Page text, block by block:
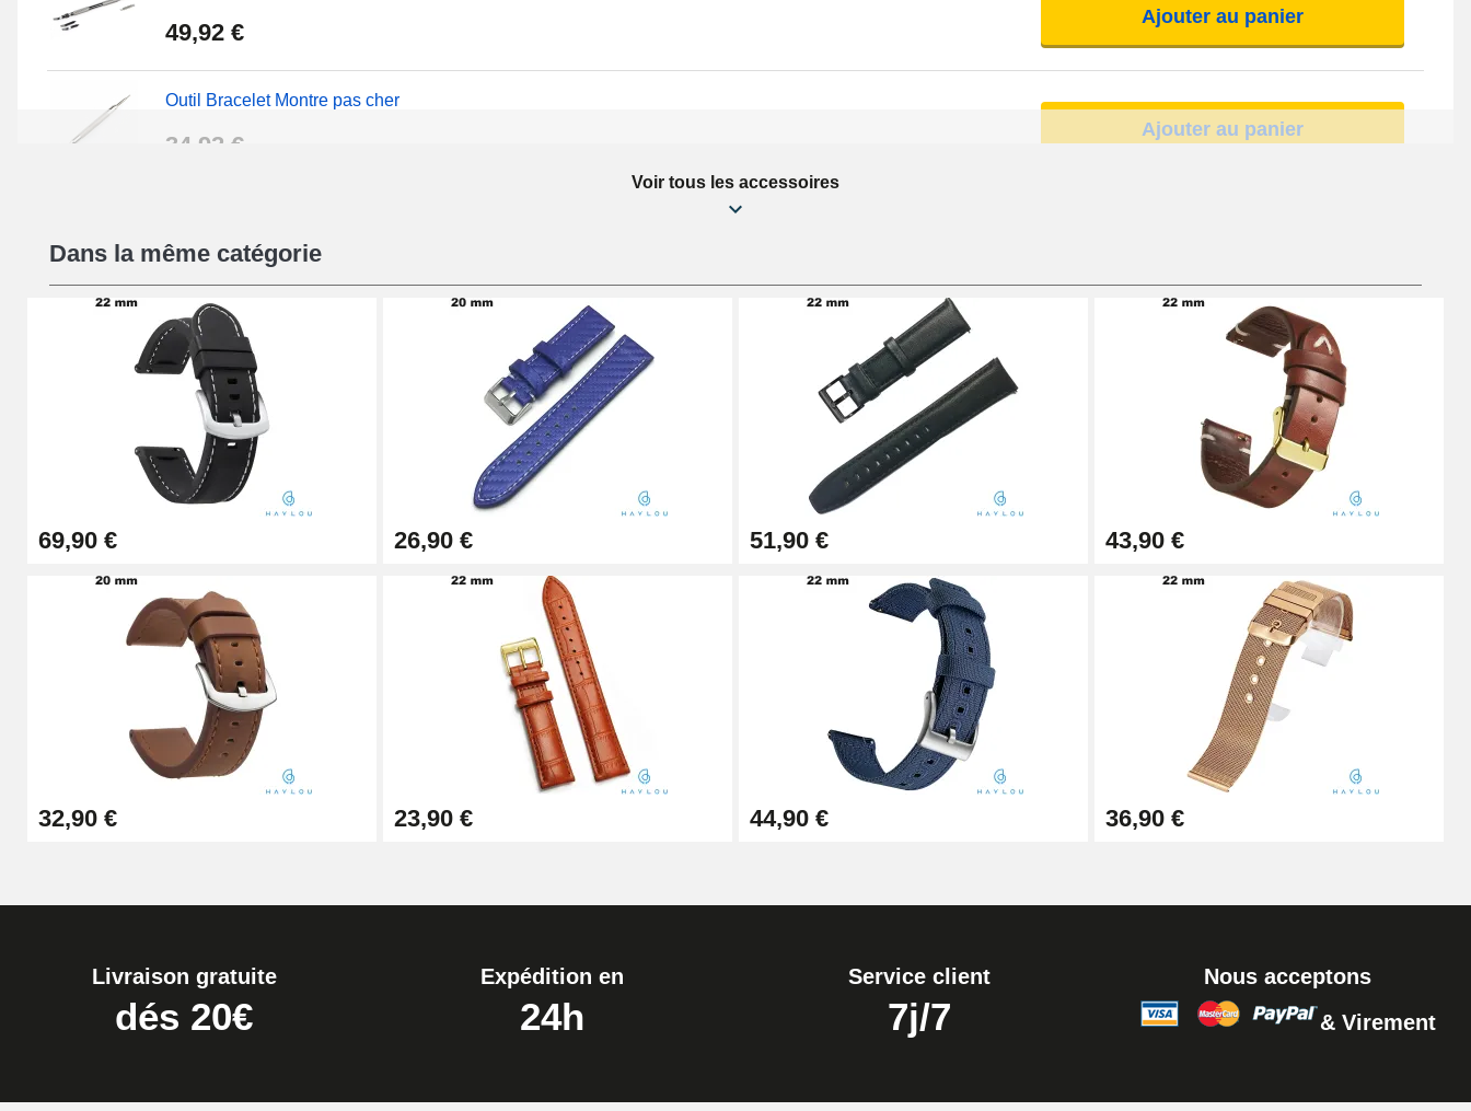
49,92 €
Ajouter au panier
Outil Bracelet Montre pas cher
34,92 €
Ajouter au panier
16,90 €
Pied à Coulisse Numérique
9,90 €
Ajouter au panier
Pince à Poinçonner (pince trou)
57,42 €
Ajouter au panier
Pince Trou pour Bracelet de Montre
10,90 €
Ajouter au panier
Kit Horlogerie Débutant
26,90 €
Ajouter au panier
Boîte Pompe Bracelet Montre - Diamètre 1,50 mm - 8 à 25 mm
Ajouter au panier
Extracteur de Bracelet de Montre Facile
Ajouter au panier
Voir tous les accessoires
Dans la même catégorie
69,90 € 26,90 € 51,90 € 43,90 €
32,90 € 23,90 € 44,90 € 36,90 €
Livraison gratuite
dés 20€
Expédition en
24h
Service client
7j/7
Nous acceptons
& Virement